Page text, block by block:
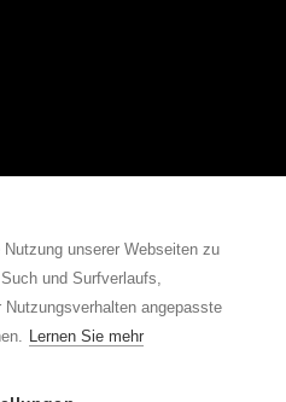
unserer Webseiten zu
und Surfverlaufs,
angepasste
Lernen Sie mehr